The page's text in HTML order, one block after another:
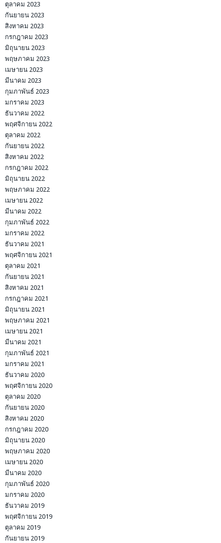
ตุลาคม 2023
กันยายน 2023
สิงหาคม 2023
กรกฎาคม 2023
มิถุนายน 2023
พฤษภาคม 2023
เมษายน 2023
มีนาคม 2023
กุมภาพันธ์ 2023
มกราคม 2023
ธันวาคม 2022
พฤศจิกายน 2022
ตุลาคม 2022
กันยายน 2022
สิงหาคม 2022
กรกฎาคม 2022
มิถุนายน 2022
พฤษภาคม 2022
เมษายน 2022
มีนาคม 2022
กุมภาพันธ์ 2022
มกราคม 2022
ธันวาคม 2021
พฤศจิกายน 2021
ตุลาคม 2021
กันยายน 2021
สิงหาคม 2021
กรกฎาคม 2021
มิถุนายน 2021
พฤษภาคม 2021
เมษายน 2021
มีนาคม 2021
กุมภาพันธ์ 2021
มกราคม 2021
ธันวาคม 2020
พฤศจิกายน 2020
ตุลาคม 2020
กันยายน 2020
สิงหาคม 2020
กรกฎาคม 2020
มิถุนายน 2020
พฤษภาคม 2020
เมษายน 2020
มีนาคม 2020
กุมภาพันธ์ 2020
มกราคม 2020
ธันวาคม 2019
พฤศจิกายน 2019
ตุลาคม 2019
กันยายน 2019